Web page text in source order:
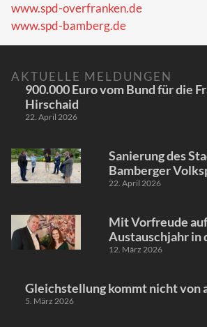
www.spd-overfranken.de
www.spd-bamberg.de
AKTUELLE MELDUNGEN
900.000 Euro vom Bund für die
Hirschaid
22. April 2026
Sanierung des
Bamberger
22. April 2026
Mit Vorfreude
Austauschjahr in
12. März 2026
Gleichstellung kommt nicht von
5. März 2026